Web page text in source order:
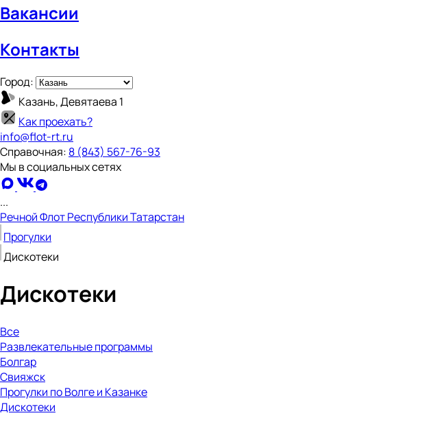
Вакансии
Контакты
Город:
Казань, Девятаева 1
Как проехать?
info@flot-rt.ru
Справочная: 8 (843) 567-76-93
Мы в социальных сетях
...
Речной Флот Республики Татарстан
Прогулки
Дискотеки
Дискотеки
Все
Развлекательные программы
Болгар
Свияжск
Прогулки по Волге и Казанке
Дискотеки